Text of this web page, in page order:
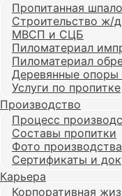
Пропитанная
Строительство ж/
МВСП и СЦБ
Пиломатериал
Пиломатериал
Деревянные
Услуги по пропитке
Производство
Процесс
Составы пропитки
Фото производства
Сертификаты и
Карьера
Корпоративная